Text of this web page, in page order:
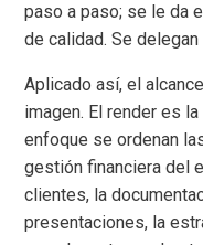
paso a paso; se le da
de calidad. Se
Aplicado así, el
imagen. El render es
enfoque se ordenan
gestión financiera del
clientes, la
presentaciones, la